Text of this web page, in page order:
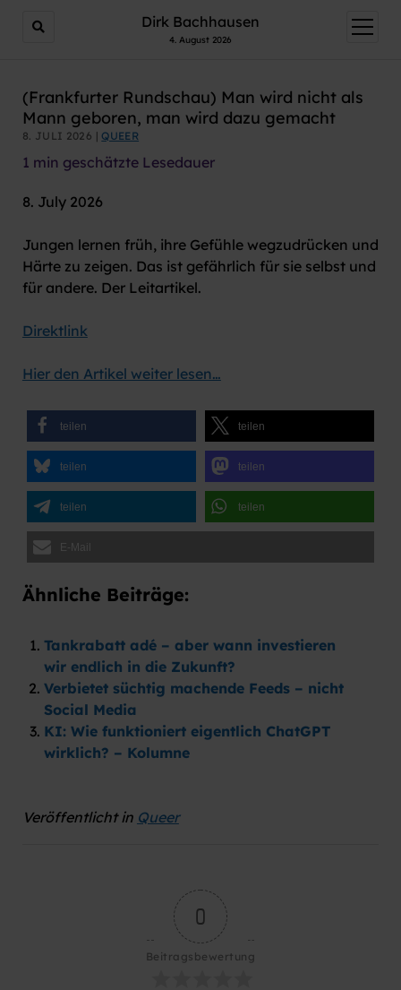
Dirk Bachhausen
4. August 2026
Menü
(Frankfurter Rundschau) Man wird nicht als
Mann geboren, man wird dazu gemacht
8. JULI 2026 |QUEER
1 min geschätzte Lesedauer
8. July 2026
Jungen lernen früh, ihre Gefühle wegzudrücken und
Härte zu zeigen. Das ist gefährlich für sie selbst und
für andere. Der Leitartikel.
Direktlink
Hier den Artikel weiter lesen…
teilen teilen
teilen teilen
teilen teilen
E-Mail
Ähnliche Beiträge:
Tankrabatt adé – aber wann investieren
wir endlich in die Zukunft?
Verbietet süchtig machende Feeds – nicht
Social Media
KI: Wie funktioniert eigentlich ChatGPT
wirklich? – Kolumne
Veröffentlicht in Queer
0
Beitragsbewertung